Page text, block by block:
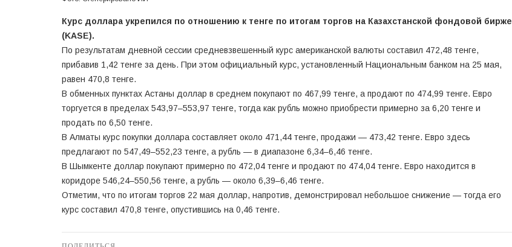
Курс доллара укрепился по отношению к тенге по итогам торгов на Казахстанской фондовой бирже
(KASE).
По результатам дневной сессии средневзвешенный курс американской валюты составил 472,48 тенге,
прибавив 1,42 тенге за день. При этом официальный курс, установленный Национальным банком на 25 мая,
равен 470,8 тенге.
В обменных пунктах Астаны доллар в среднем покупают по 467,99 тенге, а продают по 474,99 тенге. Евро
торгуется в пределах 543,97–553,97 тенге, тогда как рубль можно приобрести примерно за 6,20 тенге и
продать по 6,50 тенге.
В Алматы курс покупки доллара составляет около 471,44 тенге, продажи — 473,42 тенге. Евро здесь
предлагают по 547,49–552,23 тенге, а рубль — в диапазоне 6,34–6,46 тенге.
В Шымкенте доллар покупают примерно по 472,04 тенге и продают по 474,04 тенге. Евро находится в
коридоре 546,24–550,56 тенге, а рубль — около 6,39–6,46 тенге.
Отметим, что по итогам торгов 22 мая доллар, напротив, демонстрировал небольшое снижение — тогда его
курс составил 470,8 тенге, опустившись на 0,46 тенге.